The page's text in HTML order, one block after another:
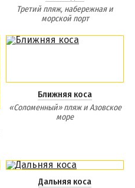
Третий пляж, набережная и
морской порт
Ближняя коса
«Соломенный» пляж и Азовское
море
Дальняя коса